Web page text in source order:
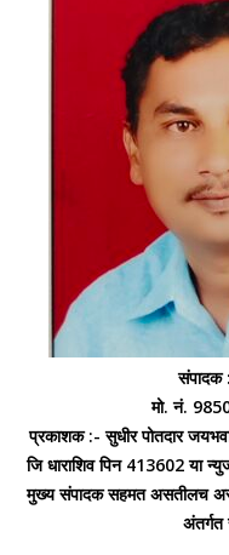
संपादक
मो. नं.
प्रकाशक :- सुधीर पोतदार
जि धाराशिव पिन 413602 या
मुख्य संपादक सहमत असतीलच असे
अंतर्गत